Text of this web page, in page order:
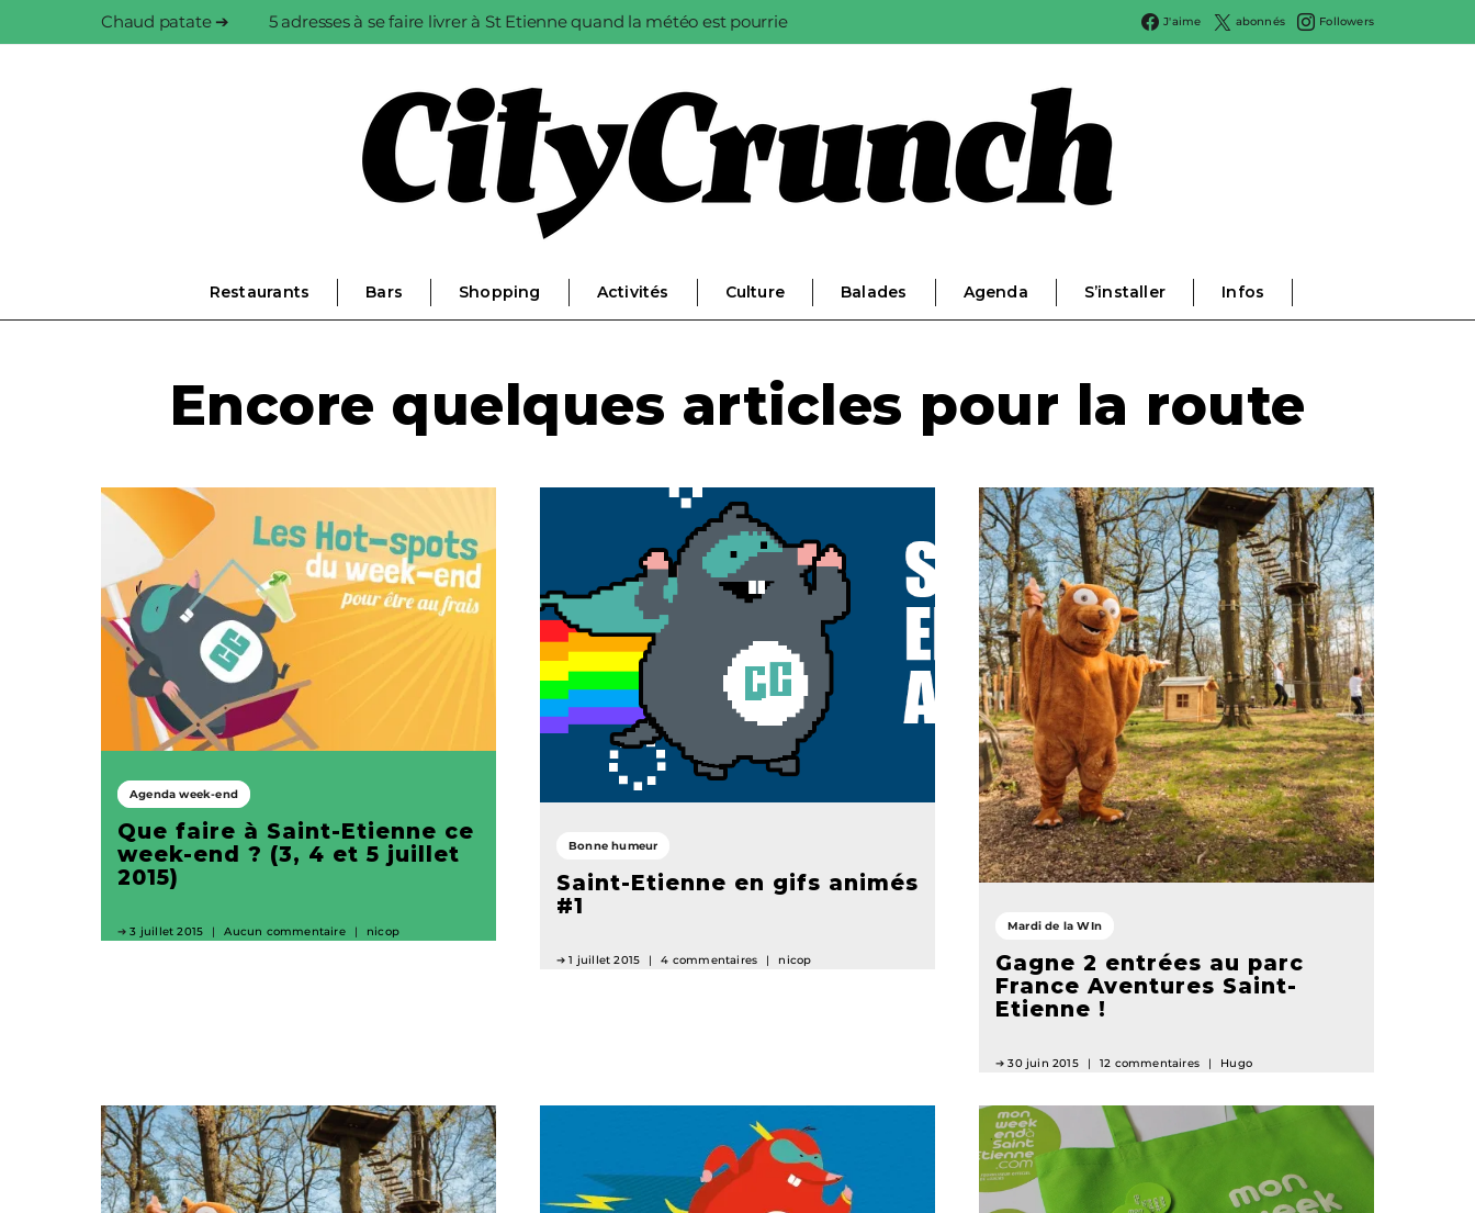
Chaud patate ➔ 5 adresses à se faire livrer à St Etienne quand la météo est pourrie J'aime abonnés Followers
Restaurants Bars Shopping Activités Culture Balades Agenda S’installer Infos
Encore quelques articles pour la route
Agenda week-end
Que faire à Saint-Etienne ce
week-end ? (3, 4 et 5 juillet
2015)
3 juillet 2015 Aucun commentaire nicop
Bonne humeur
Saint-Etienne en gifs animés
#1
1 juillet 2015 4 commentaires nicop
Mardi de la WIn
Gagne 2 entrées au parc
France Aventures Saint-
Etienne !
30 juin 2015 12 commentaires Hugo